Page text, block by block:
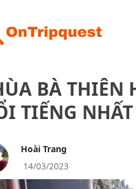
BÀ THIÊN
TIẾNG
Hoài Trang
14/03/2023